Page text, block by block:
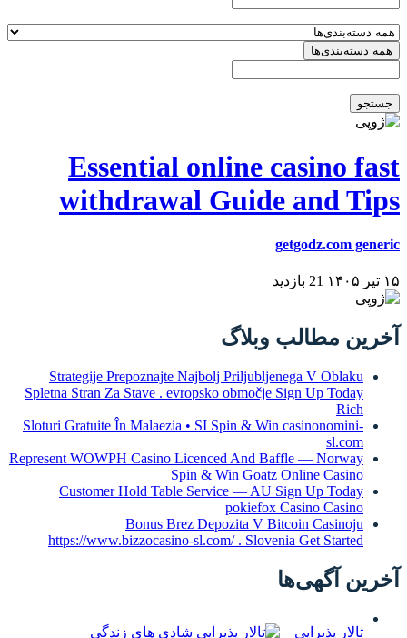
همه دسته‌بندی‌ها
جستجو
Essential online casino fast
withdrawal Guide and Tips
getgodz.com generic
۱۵ تیر ۱۴۰۵ 21 بازدید
آخرین مطالب وبلاگ
Strategije Prepoznajte Najbolj Priljubljenega V Oblaku
Spletna Stran Za Stave . evropsko območje Sign Up Today
Rich
Sloturi Gratuite În Malaezia • SI Spin & Win casinonomini-
sl.com
Represent WOWPH Casino Licenced And Baffle — Norway
Spin & Win Goatz Online Casino
Customer Hold Table Service — AU Sign Up Today
pokiefox Casino Casino
Bonus Brez Depozita V Bitcoin Casinoju
https://www.bizzocasino-sl.com/ . Slovenia Get Started
آخرین آگهی‌ها
تالار پذیرایی